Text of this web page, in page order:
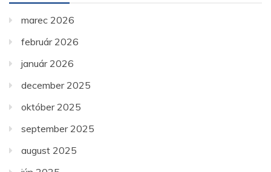
marec 2026
február 2026
január 2026
december 2025
október 2025
september 2025
august 2025